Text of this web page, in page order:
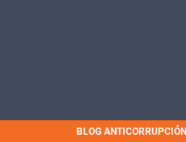
BLOG ANTICORRUPCIÓN